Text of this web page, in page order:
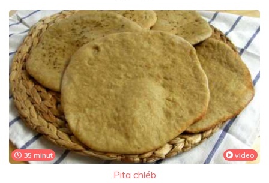
35 minut video
Pita chléb